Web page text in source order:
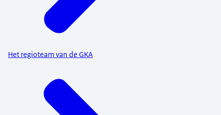
Het regioteam van de GKA